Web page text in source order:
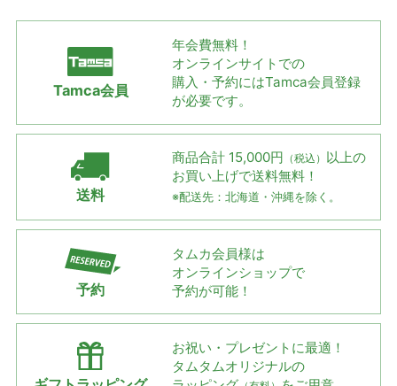
Tamca会員
年会費無料！
オンラインサイトでの
購入・予約にはTamca会員登録
が必要です。
送料
商品合計 15,000円 （税込） 以上の
お買い上げで送料無料！
※配送先：北海道・沖縄を除く。
予約
タムカ会員様は
オンラインショップで
予約が可能！
お祝い・プレゼントに最適！
タムタムオリジナルの